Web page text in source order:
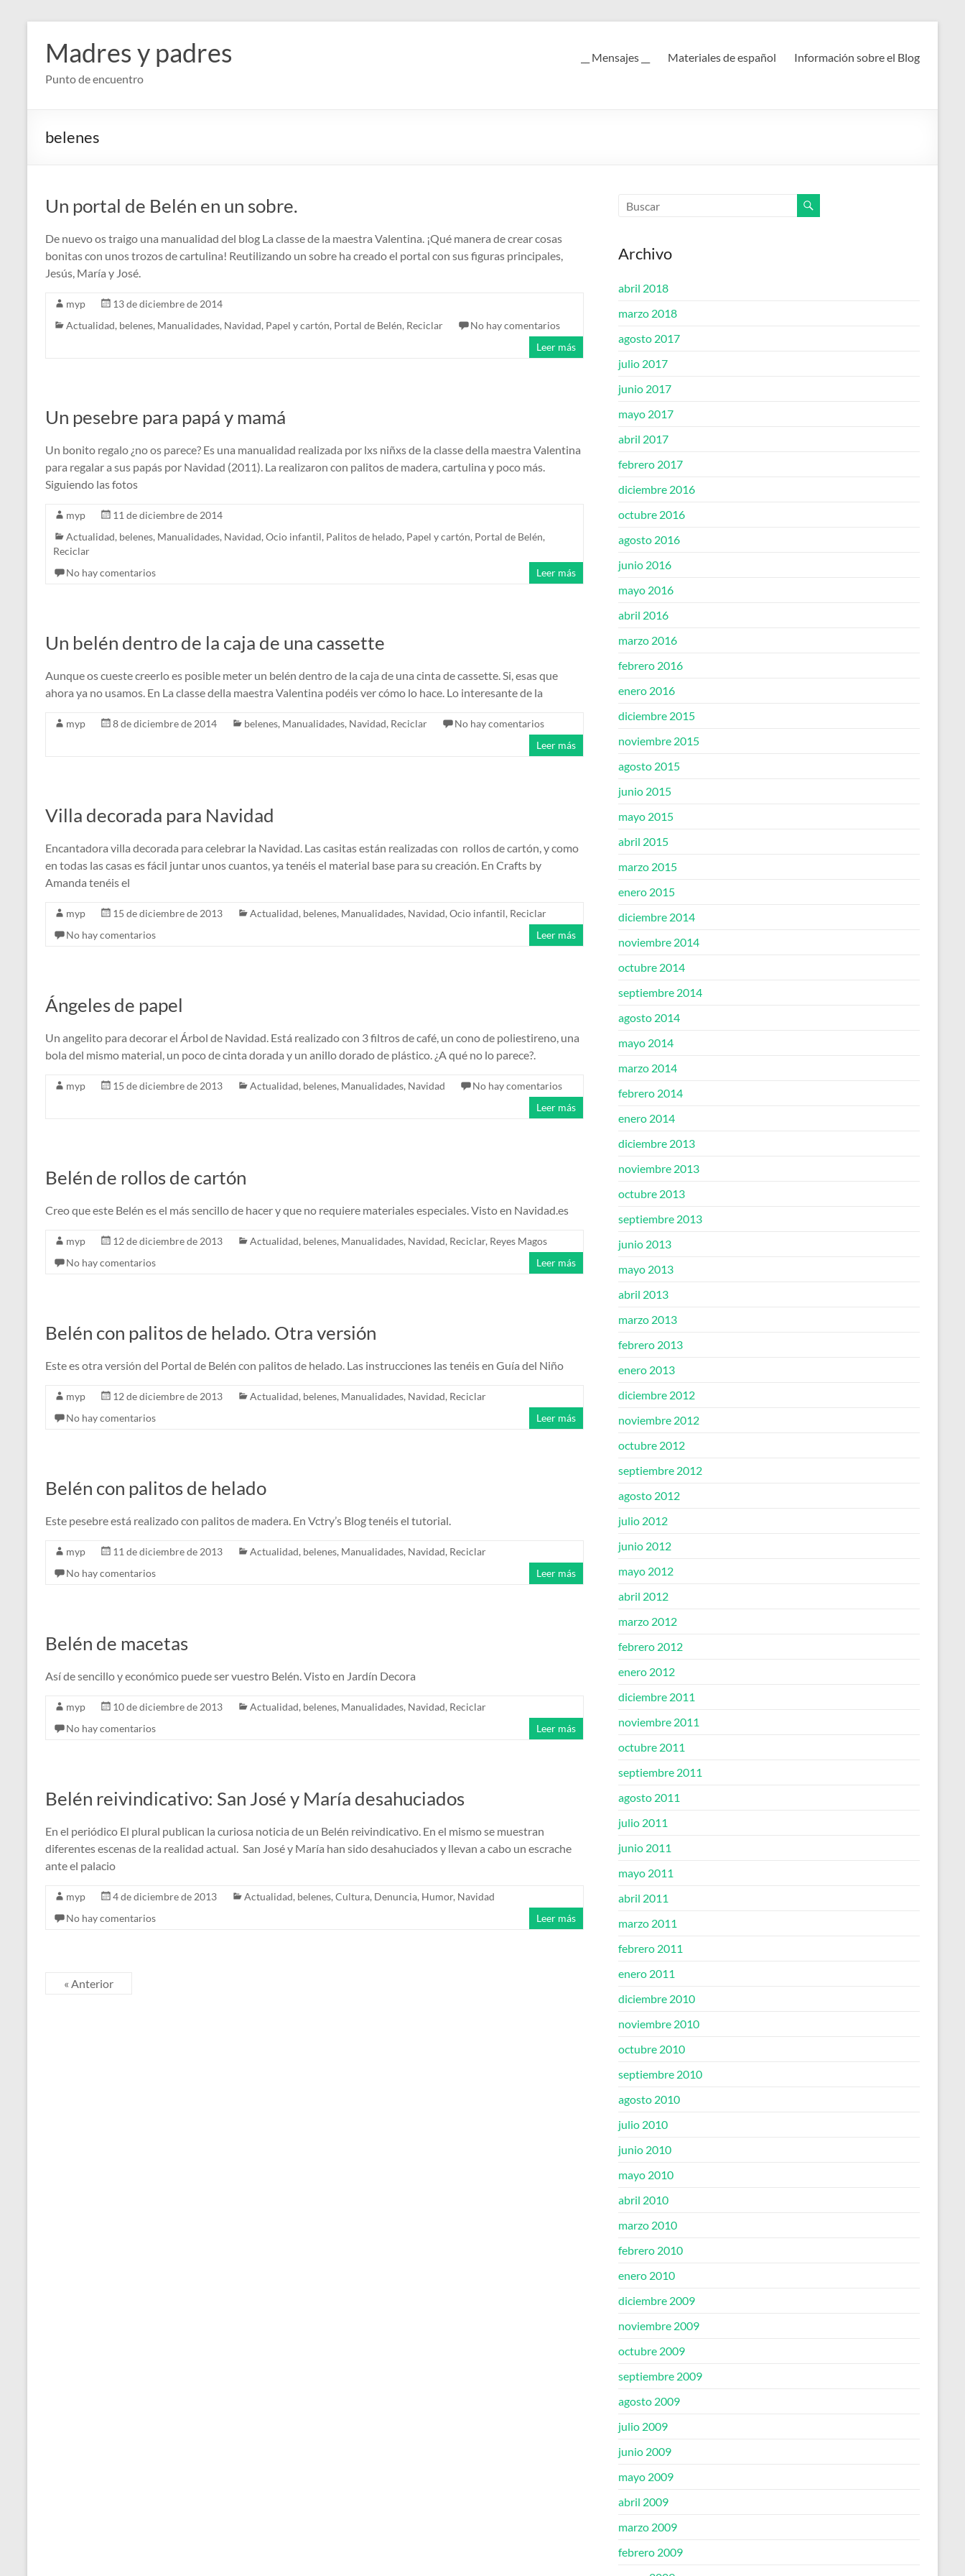
contenido
Madres y padres
Punto de encuentro
__ Mensajes __ Materiales de español Información sobre el Blog
belenes
Un portal de Belén en un sobre.
De nuevo os traigo una manualidad del blog La classe de la maestra Valentina. ¡Qué manera de crear cosas
bonitas con unos trozos de cartulina! Reutilizando un sobre ha creado el portal con sus figuras principales,
Jesús, María y José.
myp
13 de diciembre de 2014
Actualidad, belenes, Manualidades, Navidad, Papel y cartón, Portal de Belén, Reciclar
No hay comentarios
Leer más
Un pesebre para papá y mamá
Un bonito regalo ¿no os parece? Es una manualidad realizada por lxs niñxs de la classe della maestra Valentina
para regalar a sus papás por Navidad (2011). La realizaron con palitos de madera, cartulina y poco más.
Siguiendo las fotos
myp
11 de diciembre de 2014
Actualidad, belenes, Manualidades, Navidad, Ocio infantil, Palitos de helado, Papel y cartón, Portal de Belén,
Reciclar
No hay comentarios
Leer más
Un belén dentro de la caja de una cassette
Aunque os cueste creerlo es posible meter un belén dentro de la caja de una cinta de cassette. Si, esas que
ahora ya no usamos. En La classe della maestra Valentina podéis ver cómo lo hace. Lo interesante de la
myp 8 de diciembre de 2014 belenes, Manualidades, Navidad, Reciclar
No hay comentarios
Leer más
Villa decorada para Navidad
Encantadora villa decorada para celebrar la Navidad. Las casitas están realizadas con rollos de cartón, y como
en todas las casas es fácil juntar unos cuantos, ya tenéis el material base para su creación. En Crafts by
Amanda tenéis el
myp 15 de diciembre de 2013 Actualidad, belenes, Manualidades, Navidad, Ocio infantil, Reciclar
No hay comentarios
Leer más
Ángeles de papel
Un angelito para decorar el Árbol de Navidad. Está realizado con 3 filtros de café, un cono de poliestireno, una
bola del mismo material, un poco de cinta dorada y un anillo dorado de plástico. ¿A qué no lo parece?.
myp 15 de diciembre de 2013 Actualidad, belenes, Manualidades, Navidad
No hay comentarios
Leer más
Belén de rollos de cartón
Creo que este Belén es el más sencillo de hacer y que no requiere materiales especiales. Visto en Navidad.es
myp 12 de diciembre de 2013 Actualidad, belenes, Manualidades, Navidad, Reciclar, Reyes Magos
No hay comentarios
Leer más
Belén con palitos de helado. Otra versión
Este es otra versión del Portal de Belén con palitos de helado. Las instrucciones las tenéis en Guía del Niño
myp 12 de diciembre de 2013 Actualidad, belenes, Manualidades, Navidad, Reciclar
No hay comentarios
Leer más
Belén con palitos de helado
Este pesebre está realizado con palitos de madera. En Vctry’s Blog tenéis el tutorial.
myp 11 de diciembre de 2013 Actualidad, belenes, Manualidades, Navidad, Reciclar
No hay comentarios
Leer más
Belén de macetas
Así de sencillo y económico puede ser vuestro Belén. Visto en Jardín Decora
myp 10 de diciembre de 2013 Actualidad, belenes, Manualidades, Navidad, Reciclar
No hay comentarios
Leer más
Belén reivindicativo: San José y María desahuciados
En el periódico El plural publican la curiosa noticia de un Belén reivindicativo. En el mismo se muestran
diferentes escenas de la realidad actual. San José y María han sido desahuciados y llevan a cabo un escrache
ante el palacio
myp 4 de diciembre de 2013 Actualidad, belenes, Cultura, Denuncia, Humor, Navidad
No hay comentarios
Leer más
« Anterior
Archivo
abril 2018
marzo 2018
agosto 2017
julio 2017
junio 2017
mayo 2017
abril 2017
febrero 2017
diciembre 2016
octubre 2016
agosto 2016
junio 2016
mayo 2016
abril 2016
marzo 2016
febrero 2016
enero 2016
diciembre 2015
noviembre 2015
agosto 2015
junio 2015
mayo 2015
abril 2015
marzo 2015
enero 2015
diciembre 2014
noviembre 2014
octubre 2014
septiembre 2014
agosto 2014
mayo 2014
marzo 2014
febrero 2014
enero 2014
diciembre 2013
noviembre 2013
octubre 2013
septiembre 2013
junio 2013
mayo 2013
abril 2013
marzo 2013
febrero 2013
enero 2013
diciembre 2012
noviembre 2012
octubre 2012
septiembre 2012
agosto 2012
julio 2012
junio 2012
mayo 2012
abril 2012
marzo 2012
febrero 2012
enero 2012
diciembre 2011
noviembre 2011
octubre 2011
septiembre 2011
agosto 2011
julio 2011
junio 2011
mayo 2011
abril 2011
marzo 2011
febrero 2011
enero 2011
diciembre 2010
noviembre 2010
octubre 2010
septiembre 2010
agosto 2010
julio 2010
junio 2010
mayo 2010
abril 2010
marzo 2010
febrero 2010
enero 2010
diciembre 2009
noviembre 2009
octubre 2009
septiembre 2009
agosto 2009
julio 2009
junio 2009
mayo 2009
abril 2009
marzo 2009
febrero 2009